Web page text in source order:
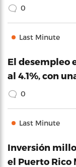
0
Last Minute
El desempleo
al 4.1%, con
0
Last Minute
Inversión
el Puerto Rico